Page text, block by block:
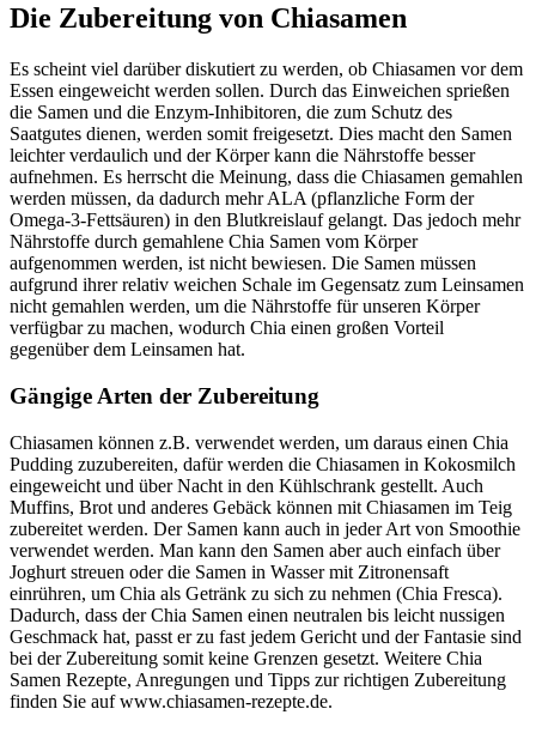
Die Zubereitung von Chiasamen
Es scheint viel darüber diskutiert zu werden, ob Chiasamen vor dem
Essen eingeweicht werden sollen. Durch das Einweichen sprießen
die Samen und die Enzym-Inhibitoren, die zum Schutz des
Saatgutes dienen, werden somit freigesetzt. Dies macht den Samen
leichter verdaulich und der Körper kann die Nährstoffe besser
aufnehmen. Es herrscht die Meinung, dass die Chiasamen gemahlen
werden müssen, da dadurch mehr ALA (pflanzliche Form der
Omega-3-Fettsäuren) in den Blutkreislauf gelangt. Das jedoch mehr
Nährstoffe durch gemahlene Chia Samen vom Körper
aufgenommen werden, ist nicht bewiesen. Die Samen müssen
aufgrund ihrer relativ weichen Schale im Gegensatz zum Leinsamen
nicht gemahlen werden, um die Nährstoffe für unseren Körper
verfügbar zu machen, wodurch Chia einen großen Vorteil
gegenüber dem Leinsamen hat.
Gängige Arten der Zubereitung
Chiasamen können z.B. verwendet werden, um daraus einen Chia
Pudding zuzubereiten, dafür werden die Chiasamen in Kokosmilch
eingeweicht und über Nacht in den Kühlschrank gestellt. Auch
Muffins, Brot und anderes Gebäck können mit Chiasamen im Teig
zubereitet werden. Der Samen kann auch in jeder Art von Smoothie
verwendet werden. Man kann den Samen aber auch einfach über
Joghurt streuen oder die Samen in Wasser mit Zitronensaft
einrühren, um Chia als Getränk zu sich zu nehmen (Chia Fresca).
Dadurch, dass der Chia Samen einen neutralen bis leicht nussigen
Geschmack hat, passt er zu fast jedem Gericht und der Fantasie sind
bei der Zubereitung somit keine Grenzen gesetzt. Weitere Chia
Samen Rezepte, Anregungen und Tipps zur richtigen Zubereitung
finden Sie auf www.chiasamen-rezepte.de.